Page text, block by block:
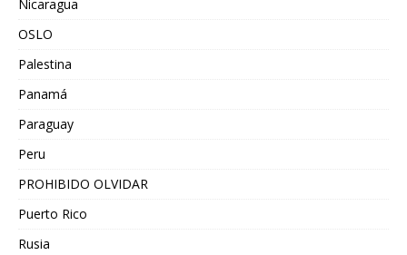
Nicaragua
OSLO
Palestina
Panamá
Paraguay
Peru
PROHIBIDO OLVIDAR
Puerto Rico
Rusia